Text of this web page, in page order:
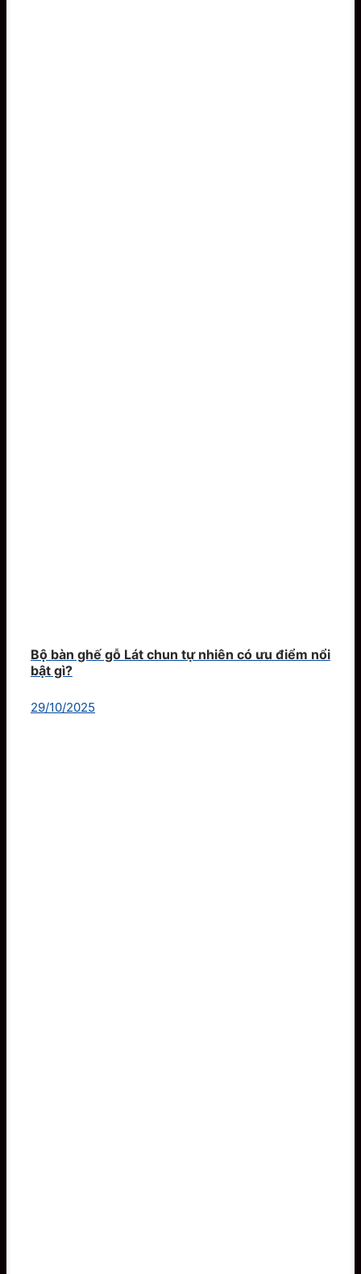
Bộ bàn ghế gỗ Lát chun tự nhiên có ưu điểm nổi
bật gì?
29/10/2025